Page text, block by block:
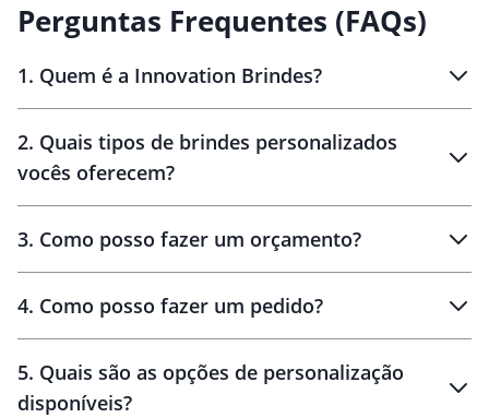
prateleiras e outros espaços
abertos.
Perguntas Frequentes (FAQs)
1. Quem é a Innovation Brindes?
Brindes personalizados
2. Quais tipos de brindes personalizados
vocês oferecem?
personalizados
3. Como posso fazer um orçamento?
brinde
personalização
4. Como posso fazer um pedido?
amostra virtual
5. Quais são as opções de personalização
disponíveis?